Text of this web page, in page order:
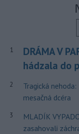
1
DRÁMA V
hádzala do
2
Tragická
mesačná dcéra
3
MLADÍK
zasahovali